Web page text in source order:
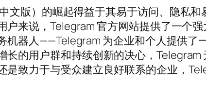
文版）的崛起得益于其易于访问、隐私和
户来说，Telegram 官方网站提供了一个
机器人——Telegram 为企业和个人提供了
长的用户群和持续创新的决心，
是致力于与受众建立良好联系的企业，